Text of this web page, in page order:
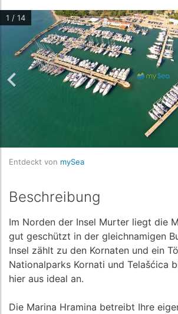
1 / 14
Entdeckt von mySea
Beschreibung
Im Norden der Insel Murter liegt die
gut geschützt in der gleichnamigen
Insel zählt zu den Kornaten und ein
Nationalparks Kornati und Telašćica
hier aus ideal an.
Die Marina Hramina betreibt Ihre